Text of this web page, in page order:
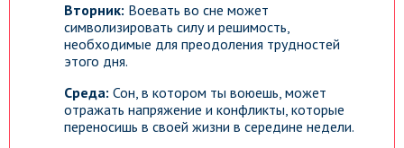
Вторник: Воевать во сне может
символизировать силу и решимость,
необходимые для преодоления трудностей
этого дня.
Среда: Сон, в котором ты воюешь, может
отражать напряжение и конфликты, которые
переносишь в своей жизни в середине недели.